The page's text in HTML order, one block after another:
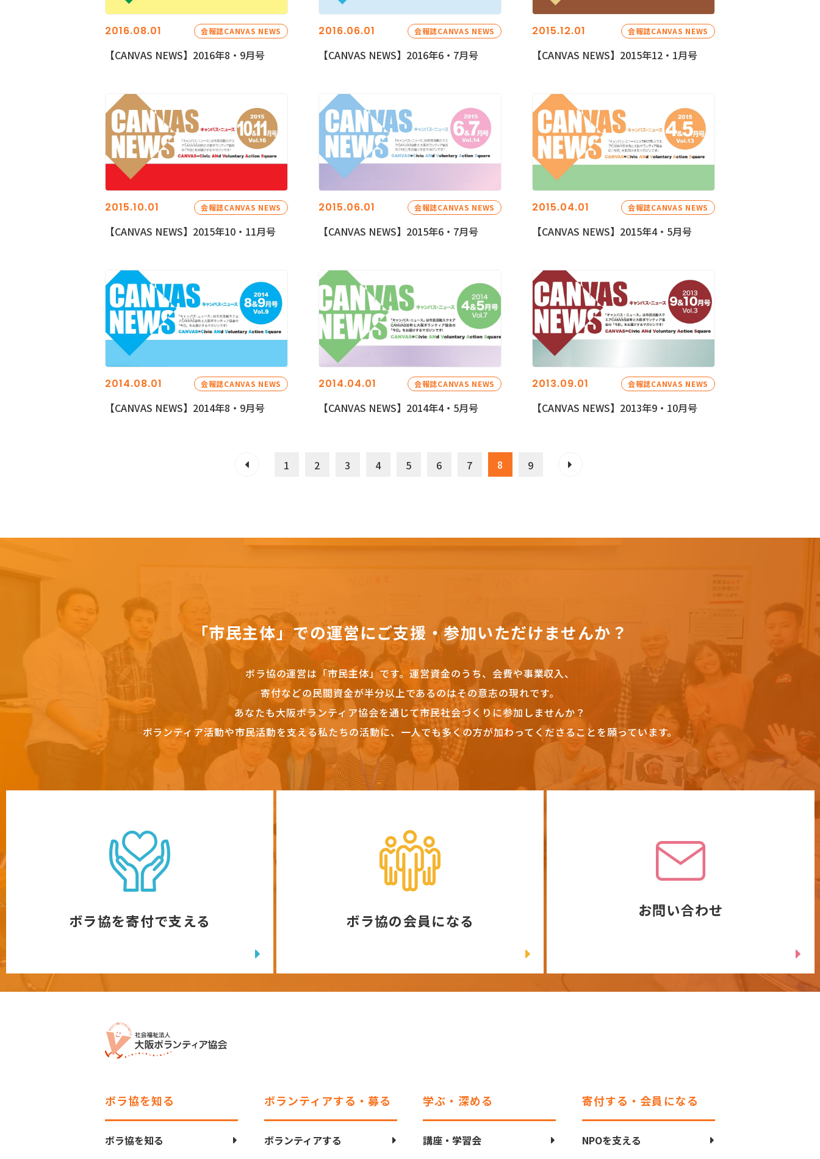
2016.08.01 会報誌CANVAS NEWS
【CANVAS NEWS】2016年8・9月号
2016.06.01 会報誌CANVAS NEWS
【CANVAS NEWS】2016年6・7月号
2015.12.01 会報誌CANVAS NEWS
【CANVAS NEWS】2015年12・1月号
2015.10.01 会報誌CANVAS NEWS
【CANVAS NEWS】2015年10・11月号
2015.06.01 会報誌CANVAS NEWS
【CANVAS NEWS】2015年6・7月号
2015.04.01 会報誌CANVAS NEWS
【CANVAS NEWS】2015年4・5月号
2014.08.01 会報誌CANVAS NEWS
【CANVAS NEWS】2014年8・9月号
2014.04.01 会報誌CANVAS NEWS
【CANVAS NEWS】2014年4・5月号
2013.09.01 会報誌CANVAS NEWS
【CANVAS NEWS】2013年9・10月号
1 2 3 4 5 6 7 8 9
「市民主体」での運営にご支援・参加いただけませんか？
ボラ協の運営は「市民主体」です。 運営資金のうち、会費や事業収入、
寄付などの民間資金が半分以上であるのはその意志の現れです。
あなたも大阪ボランティア協会を通じて市民社会づくりに参加しませんか？
ボランティア活動や市民活動を支える私たちの活動に、一人でも多くの方が加わってくださることを願っています。
ボラ協を寄付で支える ボラ協の会員になる
お問い合わせ
ボラ協を知る
ボラ協を知る
ボランティアする・募る
ボランティアする
学ぶ・深める
講座・学習会
寄付する・会員になる
NPOを支える